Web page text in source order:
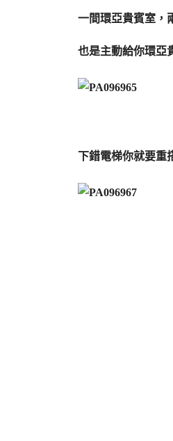
一間環亞貴賓室，
也是主動給你環亞
下錯電梯你就要重